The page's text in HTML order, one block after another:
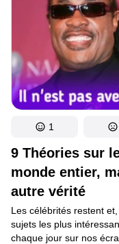
9 Théories sur
monde entier,
autre vérité
Les célébrités restent
sujets les plus
chaque jour sur nos
1